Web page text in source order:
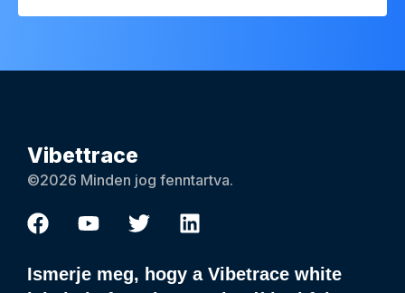
Vibettrace
©2026 Minden jog fenntartva.
Ismerje meg, hogy a Vibetrace white